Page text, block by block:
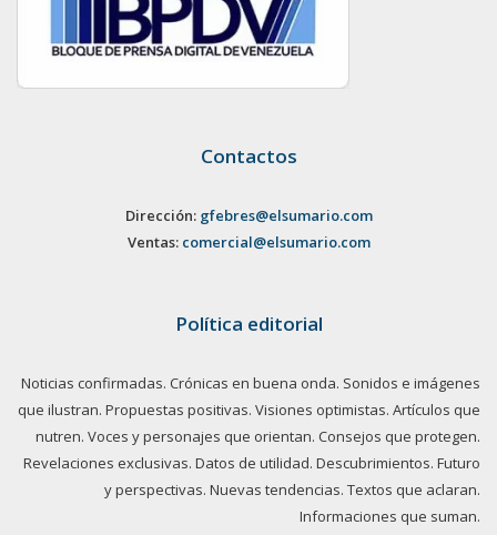
Contactos
Dirección: gfebres@elsumario.com
Ventas: comercial@elsumario.com
Política editorial
Noticias confirmadas. Crónicas en buena onda. Sonidos e imágenes
que ilustran. Propuestas positivas. Visiones optimistas. Artículos que
nutren. Voces y personajes que orientan. Consejos que protegen.
Revelaciones exclusivas. Datos de utilidad. Descubrimientos. Futuro
y perspectivas. Nuevas tendencias. Textos que aclaran.
Informaciones que suman.